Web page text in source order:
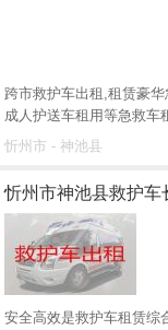
跨市救护车出租,租赁豪
成人护送车租用等急救车
忻州市 - 神池县
忻州市神池县救护
安全高效是救护车租赁综